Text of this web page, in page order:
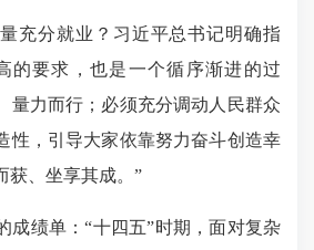
分就业？习近平总书记明确指
的要求，也是一个循序渐进的过
量力而行；必须充分调动人民群众
性，引导大家依靠努力奋斗创造幸
获、坐享其成。”
绩单：“十四五”时期，面对复杂